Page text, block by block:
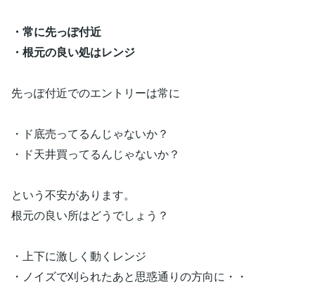
・常に先っぽ付近
・根元の良い処はレンジ
先っぽ付近でのエントリーは常に
・ド底売ってるんじゃないか？
・ド天井買ってるんじゃないか？
という不安があります。
根元の良い所はどうでしょう？
・上下に激しく動くレンジ
・ノイズで刈られたあと思惑通りの方向に・・